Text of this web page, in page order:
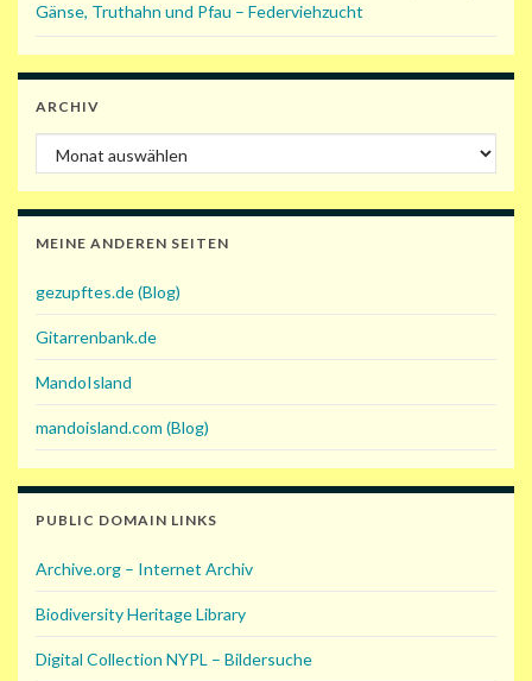
Gänse, Truthahn und Pfau – Federviehzucht
ARCHIV
Archiv
MEINE ANDEREN SEITEN
gezupftes.de (Blog)
Gitarrenbank.de
MandoIsland
mandoisland.com (Blog)
PUBLIC DOMAIN LINKS
Archive.org – Internet Archiv
Biodiversity Heritage Library
Digital Collection NYPL – Bildersuche